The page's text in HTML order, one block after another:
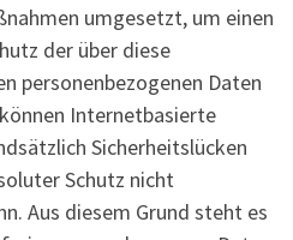
umgesetzt, um einen
der über diese
personenbezogenen Daten
Internetbasierte
Sicherheitslücken
Schutz nicht
Aus diesem Grund steht es